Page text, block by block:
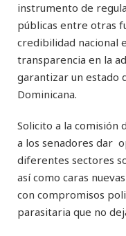
instrumento de
públicas entre otras
credibilidad nacional
transparencia en la
garantizar un estado
Dominicana.
Solicito a la comisión
a los senadores dar
diferentes sectores
así como caras
con compromisos
parasitaria que no